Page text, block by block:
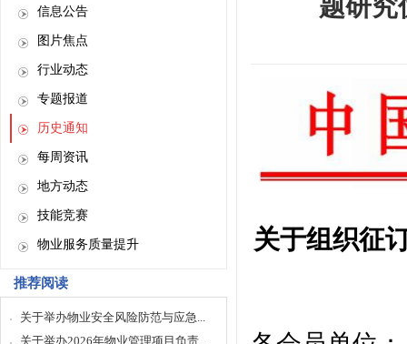
信息公告
图片焦点
行业动态
专题报道
历史通知
每周资讯
地方动态
技能竞赛
物业服务质量提升
推荐阅读
关于举办物业安全风险防范与应急...
关于举办2026年物业管理项目负责...
题研究
关于组织征